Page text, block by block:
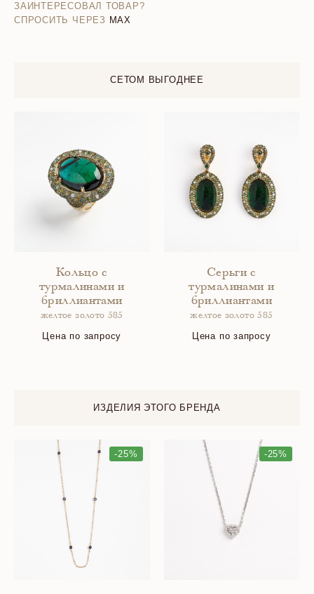
ЗАИНТЕРЕСОВАЛ ТОВАР?
СПРОСИТЬ ЧЕРЕЗ MAX
СЕТОМ ВЫГОДНЕЕ
Кольцо с
турмалинами и
бриллиантами
желтое золото 585
Цена по запросу
Серьги с
турмалинами и
бриллиантами
желтое золото 585
Цена по запросу
ИЗДЕЛИЯ ЭТОГО БРЕНДА
-25% -25%